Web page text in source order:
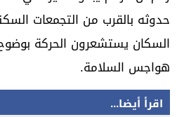
حدوثه بالقرب من التجمعات
السكان يستشعرون الحركة
هواجس السلامة.
اقرأ أيضا...